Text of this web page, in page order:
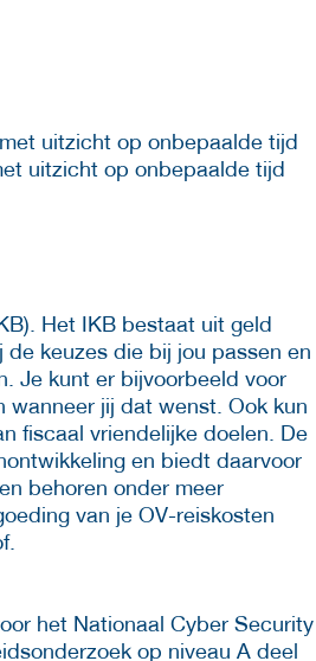
uitzicht op onbepaalde tijd
uitzicht op onbepaalde tijd
Het IKB bestaat uit geld
keuzes die bij jou passen en
Je kunt er bijvoorbeeld voor
wanneer jij dat wenst. Ook kun
fiscaal vriendelijke doelen. De
en biedt daarvoor
behoren onder meer
van je OV-reiskosten
het Nationaal Cyber Security
op niveau A deel